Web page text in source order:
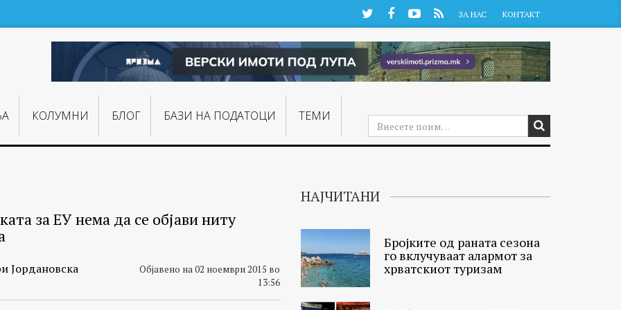
TwitterFacebookYouTube
RSS ЗА НАС КОНТАКТ
КОЛУМНИ БЛОГ БАЗИ НА ПОДАТОЦИ ТЕМИ
за ЕУ нема да се објави ниту
Јордановска
Објавено на 02 ноември 2015 во
13:56
НАЈЧИТАНИ
Бројките од раната сезона
го вклучуваат алармот за
хрватскиот туризам